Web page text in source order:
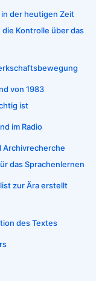
der heutigen Zeit
Kontrolle über das
von 1983
ist
im Radio
Archivrecherche
das Sprachenlernen
zur Ära erstellt
des Textes